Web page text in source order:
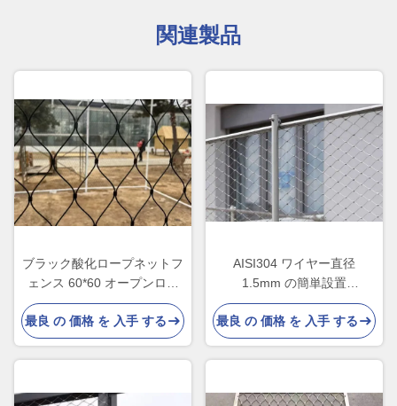
関連製品
ブラック酸化ロープネットフ
ェンス 60*60 オープンロー
プネットフェンス CE認証
最良 の 価格 を 入手 する
AISI304 ワイヤー直径
1.5mm の簡単設置
40mm*40mm ロープネット
フェンス
最良 の 価格 を 入手 する